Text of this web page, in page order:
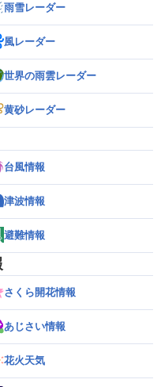
雨雪レーダー
風レーダー
世界の雨雲レーダー
黄砂レーダー
台風情報
津波情報
避難情報
さくら開花情報
あじさい情報
花火天気